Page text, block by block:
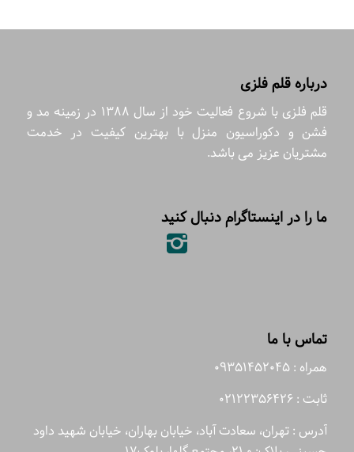
درباره قلم فلزی
قلم فلزی با شروع فعالیت خود از سال 1388 در زمینه مد و
فشن و دکوراسیون منزل با بهترین کیفیت در خدمت
مشتریان عزیز می باشد.
ما را در اینستاگرام دنبال کنید
تماس با ما
همراه : 09351452045
ثابت : 02122356426
آدرس : تهران، سعادت آباد، خیابان بهاران، خیابان شهید داود